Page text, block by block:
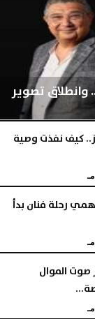
السينما بعد 13 عامًا.. وانطلاق تصوير
كيف نفذت وصية
رحلة فنان بدأ
الموال